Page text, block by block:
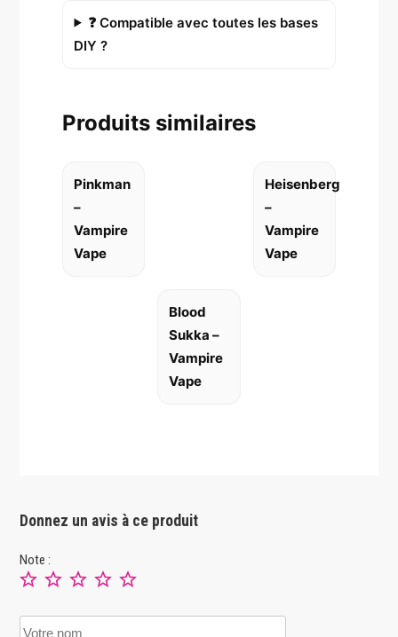
❓ Compatible avec toutes les bases
DIY ?
Produits similaires
Pinkman
–
Vampire
Vape
Heisenberg
–
Vampire
Vape
Blood
Sukka –
Vampire
Vape
Donnez un avis à ce produit
Note :